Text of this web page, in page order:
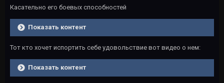
Касательно его боевых способностей
Показать контент
Тот кто хочет испортить себе удовольствие вот видео о нем:
Показать контент